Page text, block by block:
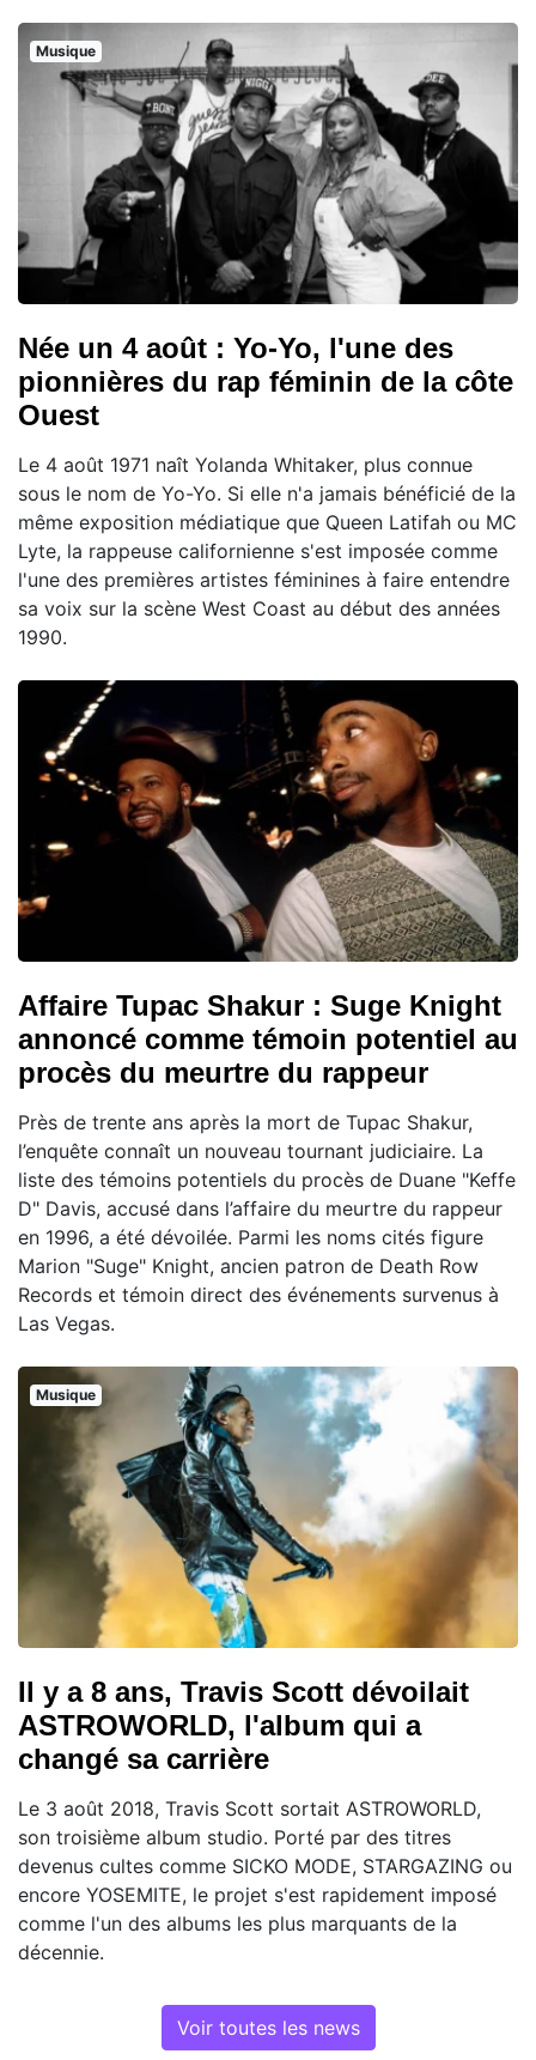
Musique
Née un 4 août : Yo-Yo, l'une des
pionnières du rap féminin de la côte
Ouest
Le 4 août 1971 naît Yolanda Whitaker, plus connue
sous le nom de Yo-Yo. Si elle n'a jamais bénéficié de la
même exposition médiatique que Queen Latifah ou MC
Lyte, la rappeuse californienne s'est imposée comme
l'une des premières artistes féminines à faire entendre
sa voix sur la scène West Coast au début des années
1990.
Affaire Tupac Shakur : Suge Knight
annoncé comme témoin potentiel au
procès du meurtre du rappeur
Près de trente ans après la mort de Tupac Shakur,
l’enquête connaît un nouveau tournant judiciaire. La
liste des témoins potentiels du procès de Duane "Keffe
D" Davis, accusé dans l’affaire du meurtre du rappeur
en 1996, a été dévoilée. Parmi les noms cités figure
Marion "Suge" Knight, ancien patron de Death Row
Records et témoin direct des événements survenus à
Las Vegas.
Musique
Il y a 8 ans, Travis Scott dévoilait
ASTROWORLD, l'album qui a
changé sa carrière
Le 3 août 2018, Travis Scott sortait ASTROWORLD,
son troisième album studio. Porté par des titres
devenus cultes comme SICKO MODE, STARGAZING ou
encore YOSEMITE, le projet s'est rapidement imposé
comme l'un des albums les plus marquants de la
décennie.
Voir toutes les news